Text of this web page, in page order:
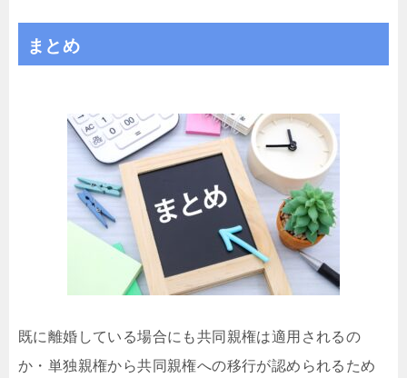
まとめ
既に離婚している場合にも共同親権は適用されるの
か・単独親権から共同親権への移行が認められるため